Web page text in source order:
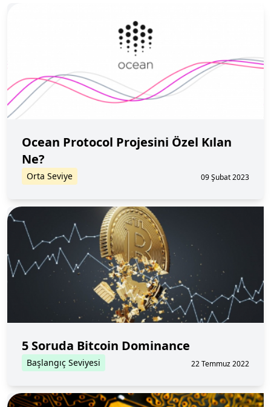
Ocean Protocol Projesini Özel Kılan
Ne?
Orta Seviye 09 Şubat 2023
5 Soruda Bitcoin Dominance
Başlangıç Seviyesi 22 Temmuz 2022